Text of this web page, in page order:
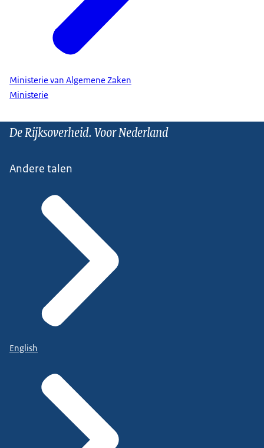
Ministerie van Algemene Zaken
Ministerie
De Rijksoverheid. Voor Nederland
Andere talen
English